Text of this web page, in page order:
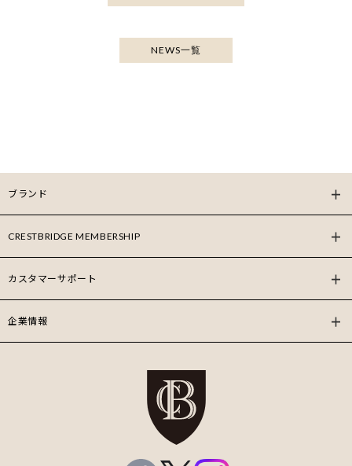
NEWS一覧
ブランド
CRESTBRIDGE MEMBERSHIP
カスタマーサポート
企業情報